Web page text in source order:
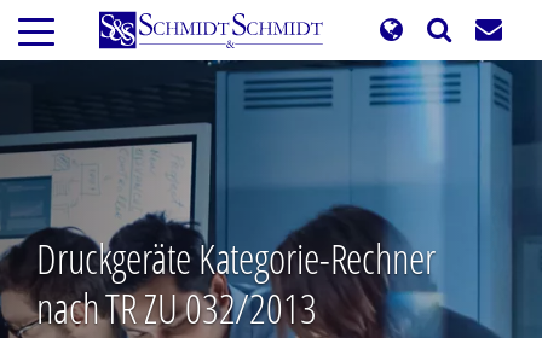
Direkt
zum
Inhalt
Druckgeräte Kategorie-Rechner
nach TR ZU 032/2013